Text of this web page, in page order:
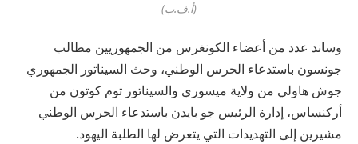
(أ.ف.ب)
وساند عدد من أعضاء الكونغرس من الجمهوريين مطالب
جونسون باستدعاء الحرس الوطني، وحث السيناتور الجمهوري
جوش هاولي من ولاية ميسوري والسيناتور توم كوتون من
أركنساس، إدارة الرئيس جو بايدن باستدعاء الحرس الوطني
مشيرين إلى التهديدات التي يتعرض لها الطلبة اليهود.